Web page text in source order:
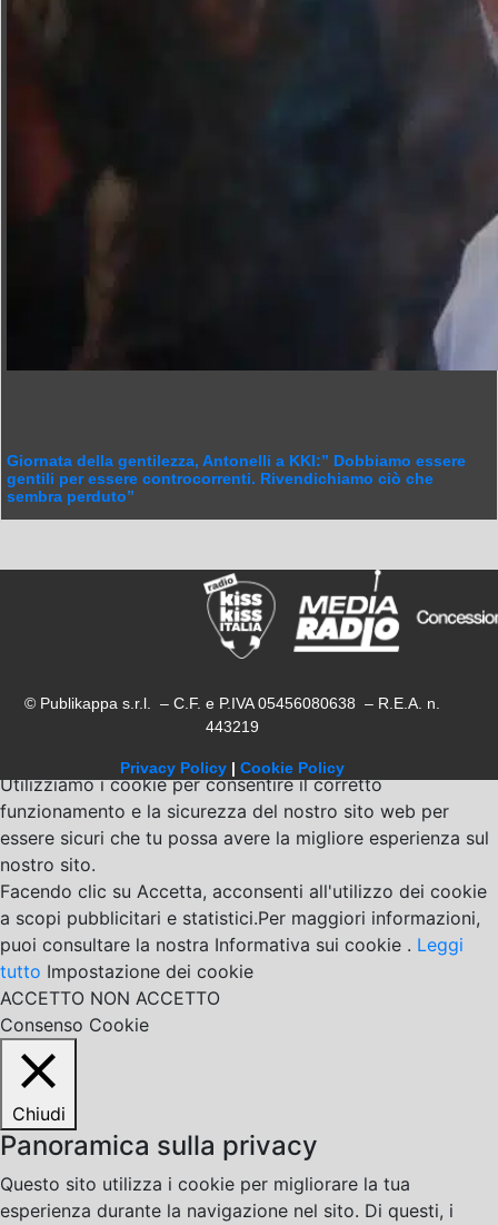
Giornata della gentilezza, Antonelli a KKI:” Dobbiamo essere
gentili per essere controcorrenti. Rivendichiamo ciò che
sembra perduto”
© Publikappa s.r.l. – C.F. e P.IVA 05456080638 – R.E.A. n.
443219
Privacy Policy | Cookie Policy
Utilizziamo i cookie per consentire il corretto
funzionamento e la sicurezza del nostro sito web per
essere sicuri che tu possa avere la migliore esperienza sul
nostro sito.
Facendo clic su Accetta, acconsenti all'utilizzo dei cookie
a scopi pubblicitari e statistici.Per maggiori informazioni,
puoi consultare la nostra Informativa sui cookie . Leggi
tutto Impostazione dei cookie
ACCETTO NON ACCETTO
Consenso Cookie
Chiudi
Panoramica sulla privacy
Questo sito utilizza i cookie per migliorare la tua
esperienza durante la navigazione nel sito. Di questi, i